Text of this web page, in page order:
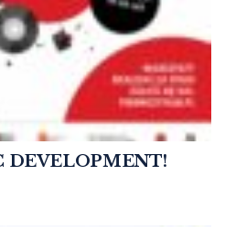
DEVELOPMENT!